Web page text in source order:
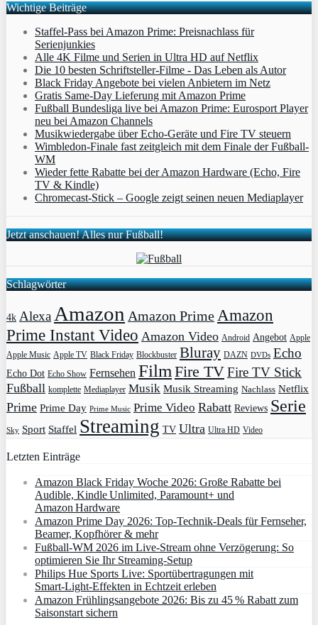
Wichtige Beiträge
Staffel-Pass bei Amazon Prime: Preisnachlass für
Serienjunkies
Alle 4K Filme und Serien in Ultra HD auf Netflix
Die 10 besten Schriftsteller-Filme - Das Leben als Autor
Black Friday Angebote bei vielen Anbietern im Netz
Gratis Same-Day Lieferung mit Amazon Prime
Fußball Bundesliga live bei Amazon Prime: Eurosport Player
neu bei Amazon Channels
Musikwiedergabe über Echo-Geräte und Fire TV steuern
Wimbledon-Finale fast zeitgleich mit dem Finale der Fußball-
WM
Wieder fette Rabatte bei der Amazon Hardware (Echo, Fire
TV & Kindle)
Chromecast-Stick – Google zeigt seinen neuen Mediaplayer
Jetzt anschauen! Alles nur Fußball!
Schlagwörter
4k Alexa Amazon Amazon Prime Amazon
Prime Instant Video Amazon Video Android Angebot Apple
Apple Music Apple TV Black Friday Blockbuster Bluray DAZN DVDs Echo
Echo Dot Echo Show Fernsehen Film Fire TVFire TV Stick
Fußball komplette Mediaplayer Musik Musik Streaming Nachlass Netflix
Prime Prime Day Prime Music Prime Video Rabatt Reviews Serie
Sky Sport Staffel Streaming TV Ultra Ultra HD Video
Letzten Einträge
Amazon Black Friday Woche 2026: Große Rabatte bei
Audible, Kindle Unlimited, Paramount+ und
Amazon Hardware
Amazon Prime Day 2026: Top-Technik-Deals für Fernseher,
Beamer, Kopfhörer & mehr
Fußball-WM 2026 im Live-Stream ohne Verzögerung: So
optimieren Sie Ihr Streaming-Setup
Philips Hue Sports Live: Sportübertragungen mit
Smart‑Light‑Effekten in Echtzeit erleben
Amazon Frühlingsangebote 2026: Bis zu 45 % Rabatt zum
Saisonstart sichern